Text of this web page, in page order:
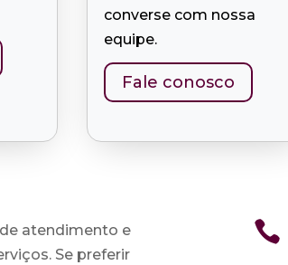
converse com nossa
equipe.
Fale conosco
atendimento e
Se preferir
